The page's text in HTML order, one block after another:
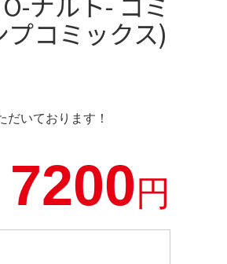
コミックス)
いております！
7200円